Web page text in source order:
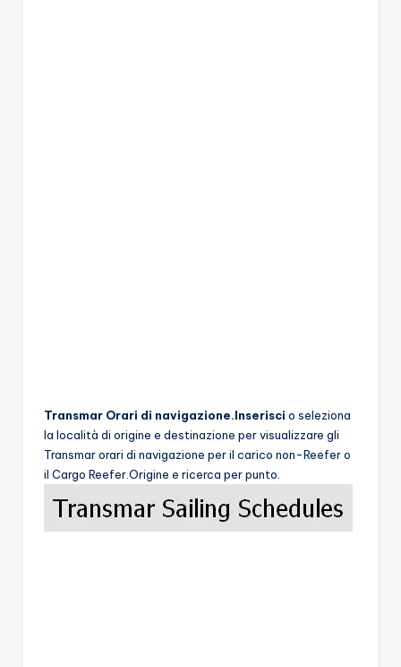
Transmar Orari di navigazione.Inserisci o seleziona
la località di origine e destinazione per visualizzare gli
Transmar orari di navigazione per il carico non-Reefer o
il Cargo Reefer.Origine e ricerca per punto.